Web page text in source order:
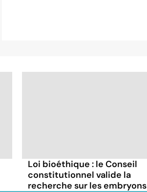
Loi bioéthique : le Conseil
constitutionnel valide la
recherche sur les embryons